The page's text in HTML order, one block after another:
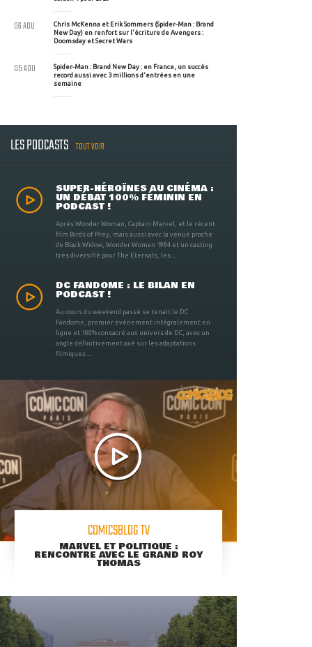
Chris McKenna et Erik Sommers (Spider-Man : Brand
New Day) en renfort sur l'écriture de Avengers :
Doomsday et Secret Wars
06 AOU
Spider-Man : Brand New Day : en France, un succès
record aussi avec 3 millions d'entrées en une
semaine
05 AOU
LES PODCASTS TOUT VOIR
SUPER-HÉROÏNES AU CINÉMA :
UN DÉBAT 100% FÉMININ EN
PODCAST !
Après Wonder Woman, Captain Marvel, et le récent
film Birds of Prey, mais aussi avec la venue proche
de Black Widow, Wonder Woman 1984 et un casting
très diversifié pour The Eternals, les ...
DC FANDOME : LE BILAN EN
PODCAST !
Au cours du weekend passé se tenait le DC
Fandome, premier évènement intégralement en
ligne et 100% consacré aux univers de DC, avec un
angle définitivement axé sur les adaptations
filmiques ...
COMICSBLOG TV
MARVEL ET POLITIQUE :
RENCONTRE AVEC LE GRAND ROY
THOMAS